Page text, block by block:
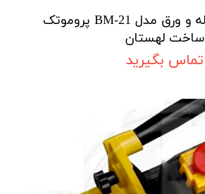
پخ زن پرتابل لوله و ورق مدل BM-21 پروموتک
ساخت لهستان
تماس بگیرید